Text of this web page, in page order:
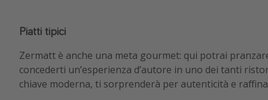
Piatti tipici
Zermatt è anche una meta gourmet: qui potrai
concederti un’esperienza d’autore in uno dei tanti
chiave moderna, ti sorprenderà per autenticità e